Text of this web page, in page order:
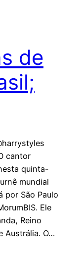
de
cantor
quinta-
mundial
por São Paulo
Ele
Reino
Austrália. O…